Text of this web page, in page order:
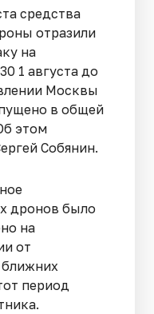
средства
отразили
на
1 августа до
Москвы
в общей
этом
Собянин.
дронов было
на
от
ближних
период